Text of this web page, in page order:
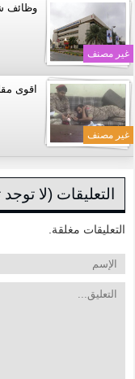
غير مصنف
وظائف
غير مصنف
اقوى
التعليقات (لا
التعليقات مغلقة.